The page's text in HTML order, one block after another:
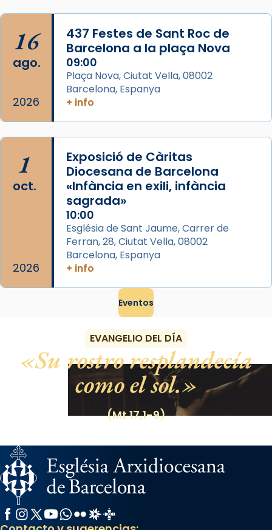
16
ago.
2026
437 Festes de Sant Roc de
Barcelona a la plaça Nova
09:00
Plaça Nova, Ciutat Vella, 08002
Barcelona, Espanya
+ info
1
oct.
2026
Exposició de Càritas
Diocesana de Barcelona
«Infància en exili, infància
sagrada»
10:00
Església de Sant Jaume, Carrer de
Ferran, 28, Ciutat Vella, 08002
Barcelona, Espanya
+ info
Eventos
EVANGELIO DEL DÍA
Su rostro resplandecía
como el sol.
(Mt 17,1-9)
Facebook
Instagram
X / Twitter
YouTube
WhatsApp
FlickrRadio Estel
Catalunya Cristiana